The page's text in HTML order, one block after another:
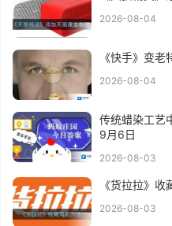
2026-08-04
《快手》变老
2026-08-04
传统蜡染工艺
9月6日
2026-08-03
《货拉拉》收
2026-08-03